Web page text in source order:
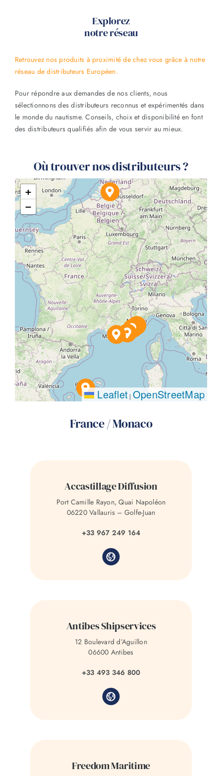
Explorez
notre réseau
Retrouvez nos produits à proximité de chez vous grâce à notre
réseau de distributeurs Européen.
Pour répondre aux demandes de nos clients, nous
sélectionnons des distributeurs reconnus et expérimentés dans
le monde du nautisme. Conseils, choix et disponibilité en font
des distributeurs qualifiés afin de vous servir au mieux.
Où trouver nos distributeurs ?
+
−
Leaflet | OpenStreetMap
France / Monaco
Accastillage Diffusion
Port Camille Rayon, Quai Napoléon
06220 Vallauris – Golfe-Juan
+33 967 249 164
Antibes Shipservices
12 Boulevard d’Aguillon
06600 Antibes
+33 493 346 800
Freedom Maritime